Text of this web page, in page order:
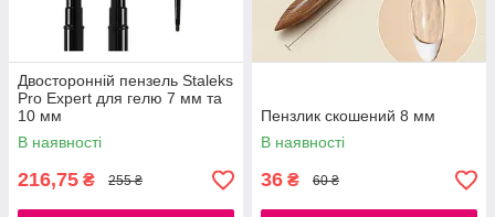
Двосторонній пензель Staleks
Pro Expert для гелю 7 мм та
10 мм
В наявності
216,75 ₴ 255 ₴
Пензлик скошений 8 мм
В наявності
36 ₴ 60 ₴